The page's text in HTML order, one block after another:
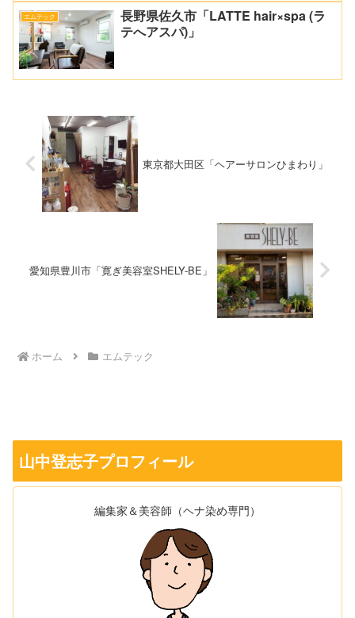
エムテック
長野県佐久市「LATTE hair×spa (ラ
テへアスパ)」
東京都大田区「ヘアーサロンひまわり」
愛知県豊川市「寛ぎ美容室SHELY-BE」
ホーム エムテック
山中登志子プロフィール
編集家＆美容師（ヘナ染め専門）